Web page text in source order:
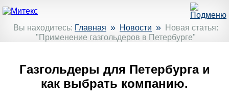
Вы находитесь: Главная » Новости »
Новая статья:
"Применение газгольдеров в Петербурге"
Газгольдеры для Петербурга и
как выбрать компанию.